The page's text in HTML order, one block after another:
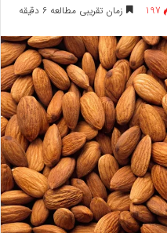
197 زمان تقریبی مطالعه 6 دقیقه